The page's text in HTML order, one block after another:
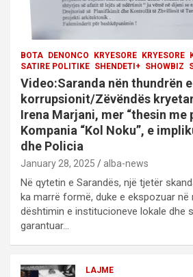
BOTA DENONCO KRYESORE KRYESORE
SATIRE POLITIKE SHENDETI+ SHOWBIZ
Video:Saranda nën thundrën e
korrupsionit/Zëvëndës
Irena Marjani, mer “thesin me
Kompania “Kol Noku”, e
dhe Policia
January 28, 2025 alba-news
Në qytetin e Sarandës, një tjetër
ka marrë formë, duke e ekspozuar
dështimin e institucioneve lokale dhe
garantuar…
LAJME